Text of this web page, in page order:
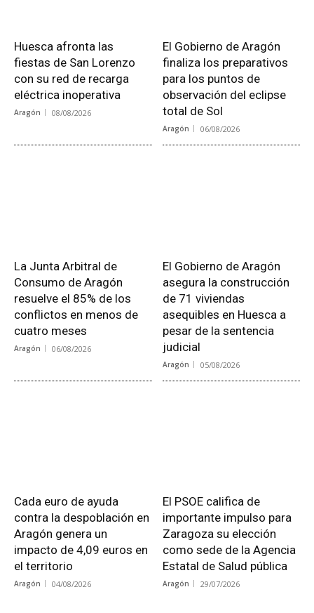
Huesca afronta las
fiestas de San Lorenzo
con su red de recarga
eléctrica inoperativa
Aragón 08/08/2026
El Gobierno de Aragón
finaliza los preparativos
para los puntos de
observación del eclipse
total de Sol
Aragón 06/08/2026
La Junta Arbitral de
Consumo de Aragón
resuelve el 85% de los
conflictos en menos de
cuatro meses
Aragón 06/08/2026
El Gobierno de Aragón
asegura la construcción
de 71 viviendas
asequibles en Huesca a
pesar de la sentencia
judicial
Aragón 05/08/2026
Cada euro de ayuda
contra la despoblación en
Aragón genera un
impacto de 4,09 euros en
el territorio
Aragón 04/08/2026
El PSOE califica de
importante impulso para
Zaragoza su elección
como sede de la Agencia
Estatal de Salud pública
Aragón 29/07/2026